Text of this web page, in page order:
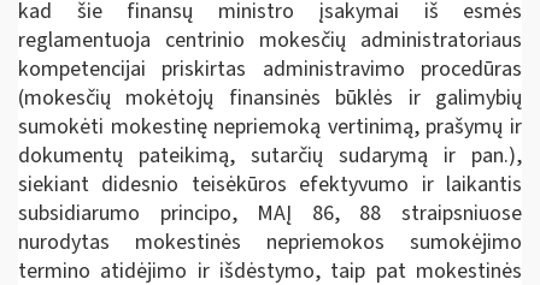
kad šie finansų ministro įsakymai iš esmės
reglamentuoja centrinio mokesčių administratoriaus
kompetencijai priskirtas administravimo procedūras
(mokesčių mokėtojų finansinės būklės ir galimybių
sumokėti mokestinę nepriemoką vertinimą, prašymų ir
dokumentų pateikimą, sutarčių sudarymą ir pan.),
siekiant didesnio teisėkūros efektyvumo ir laikantis
subsidiarumo principo, MAĮ 86, 88 straipsniuose
nurodytas mokestinės nepriemokos sumokėjimo
termino atidėjimo ir išdėstymo, taip pat mokestinės